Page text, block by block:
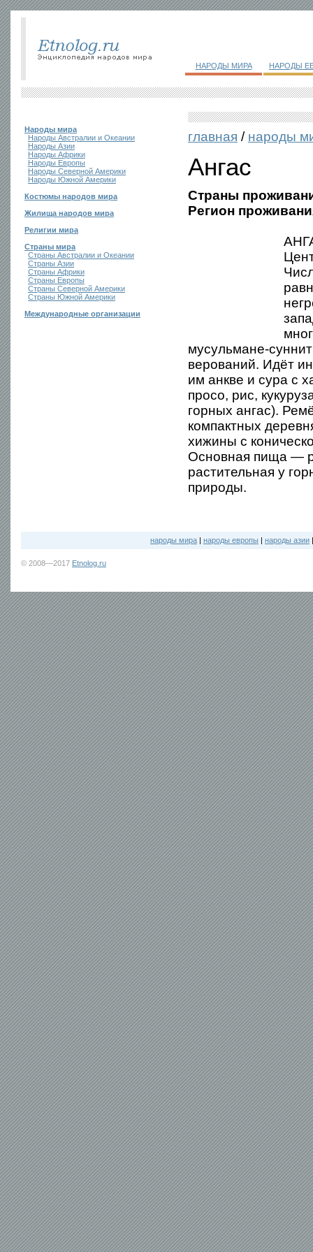
НАРОДЫ МИРА НАРОДЫ
Народы мира
Народы Австралии и Океании
Народы Азии
Народы Африки
Народы Европы
Народы Северной Америки
Народы Южной Америки
Костюмы народов мира
Жилища народов мира
Религии мира
Страны мира
Страны Австралии и Океании
Страны Азии
Страны Африки
Страны Европы
Страны Северной Америки
Страны Южной Америки
Международные организации
главная / народы
Ангас
Страны
Регион
мусульмане-
верований. Идёт
им анкве и сура с
просо, рис,
горных ангас).
компактных
хижины с
Основная пища —
растительная у
природы.
народы мира | народы европы | народы азии
© 2008—2017 Etnolog.ru